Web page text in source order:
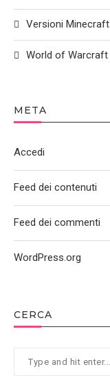
CERCA
Versioni Minecraft
World of Warcraft
META
Accedi
Feed dei contenuti
Feed dei commenti
WordPress.org